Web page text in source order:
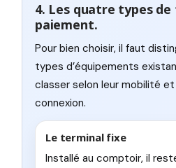
4. Les quatre types
paiement.
Pour bien choisir, il faut
types d’équipements
classer selon leur mobilité
connexion.
Le terminal fixe
Installé au comptoir, il